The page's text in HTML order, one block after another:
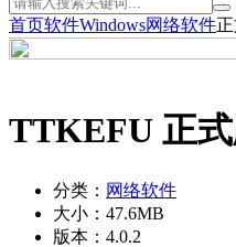
首页软件Windows网络软件
TTKEFU 正
分类： 网络软件
大小： 47.6MB
版本： 4.0.2